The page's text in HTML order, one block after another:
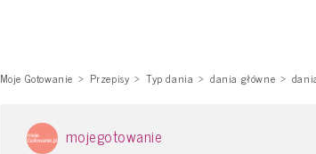
Moje Gotowanie Przepisy Typ dania dania główne
mojegotowanie